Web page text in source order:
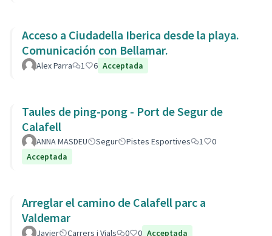
Acceso a Ciudadella Iberica desde la playa.
Comunicación con Bellamar.
Alex Parra 1 6 Acceptada
Taules de ping-pong - Port de Segur de
Calafell
ANNA MASDEU Segur Pistes Esportives 1
0
Acceptada
Arreglar el camino de Calafell parc a
Valdemar
Javier Carrers i Vials 0 0 Acceptada